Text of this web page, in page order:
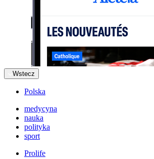
Wstecz
Polska
medycyna
nauka
polityka
sport
Prolife